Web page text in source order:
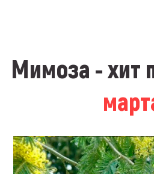
Мимоза - хит